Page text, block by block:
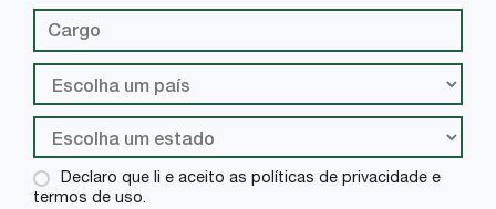
Declaro que li e aceito as políticas de privacidade e
termos de uso.